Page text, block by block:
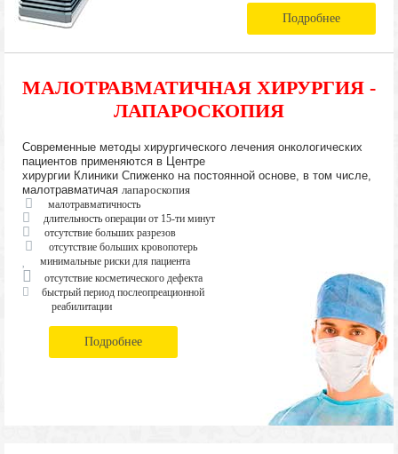
Подробнее
МАЛОТРАВМАТИЧНАЯ ХИРУРГИЯ -
ЛАПАРОСКОПИЯ
Современные методы хирургического лечения онкологических
пациентов применяются в Центре
хирургии Клиники Спиженко на постоянной основе, в том числе,
малотравматичая лапароскопия
малотравматичность
длительность операции от 15-ти минут
отсутствие больших разрезов
отсутствие больших кровопотерь
минимальные риски для пациента
отсутствие косметического дефекта
быстрый период послеопреационной
реабилитации
Подробнее